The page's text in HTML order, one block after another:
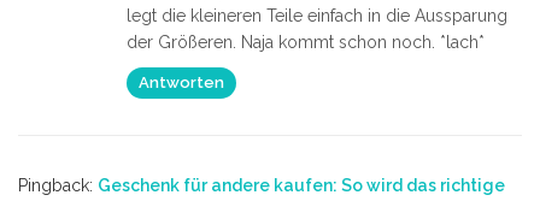
legt die kleineren Teile einfach in die Aussparung
der Größeren. Naja kommt schon noch. *lach*
Antworten
Pingback: Geschenk für andere kaufen: So wird das richtige